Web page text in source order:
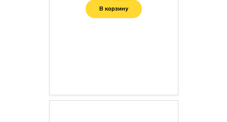
В корзину